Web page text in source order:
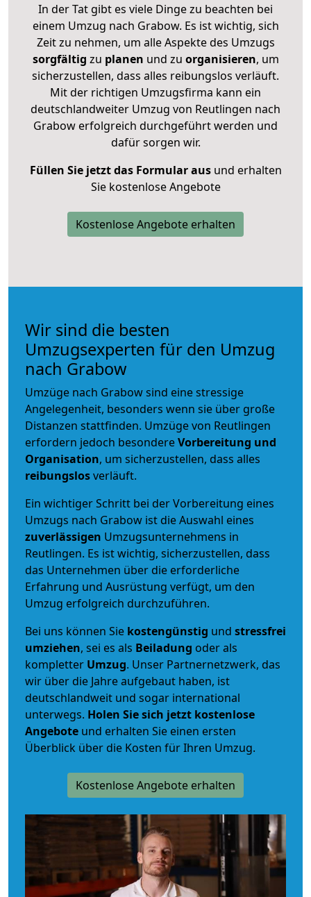
In der Tat gibt es viele Dinge zu beachten bei
einem Umzug nach Grabow. Es ist wichtig, sich
Zeit zu nehmen, um alle Aspekte des Umzugs
sorgfältig zu planen und zu organisieren, um
sicherzustellen, dass alles reibungslos verläuft.
Mit der richtigen Umzugsfirma kann ein
deutschlandweiter Umzug von Reutlingen nach
Grabow erfolgreich durchgeführt werden und
dafür sorgen wir.
Füllen Sie jetzt das Formular ausund erhalten
Sie kostenlose Angebote
Kostenlose Angebote erhalten
Wir sind die besten
Umzugsexperten für den Umzug
nach Grabow
Umzüge nach Grabow sind eine stressige
Angelegenheit, besonders wenn sie über große
Distanzen stattfinden. Umzüge von Reutlingen
erfordern jedoch besondereVorbereitung und
Organisation, um sicherzustellen, dass alles
reibungslosverläuft.
Ein wichtiger Schritt bei der Vorbereitung eines
Umzugs nach Grabow ist die Auswahl eines
zuverlässigen Umzugsunternehmens in
Reutlingen. Es ist wichtig, sicherzustellen, dass
das Unternehmen über die erforderliche
Erfahrung und Ausrüstung verfügt, um den
Umzug erfolgreich durchzuführen.
Bei uns können Sie kostengünstig und stressfrei
umziehen, sei es als Beiladung oder als
kompletter Umzug. Unser Partnernetzwerk, das
wir über die Jahre aufgebaut haben, ist
deutschlandweit und sogar international
unterwegs. Holen Sie sich jetzt kostenlose
Angebote und erhalten Sie einen ersten
Überblick über die Kosten für Ihren Umzug.
Kostenlose Angebote erhalten